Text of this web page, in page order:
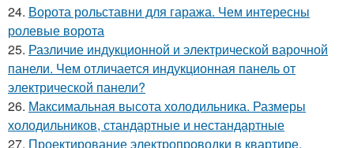
24. Ворота рольставни для гаража. Чем интересны
ролевые ворота
25. Различие индукционной и электрической варочной
панели. Чем отличается индукционная панель от
электрической панели?
26. Максимальная высота холодильника. Размеры
холодильников, стандартные и нестандартные
27. Проектирование электропроводки в квартире.